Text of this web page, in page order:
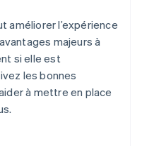
améliorer l’expérience
majeurs à
si elle est
les bonnes
à mettre en place